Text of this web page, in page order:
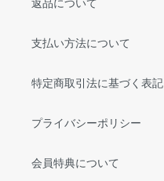
支払い方法について
特定商取引法に基づく表記
プライバシーポリシー
会員特典について